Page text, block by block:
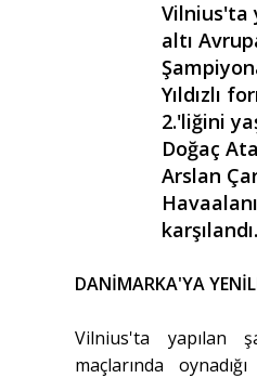
Vilnius'ta
altı
Yıldızlı
2.'liğini
Doğaç
Arslan
karşılandı.
DANİMARKA'YA
Vilnius'ta yapılan
maçlarında